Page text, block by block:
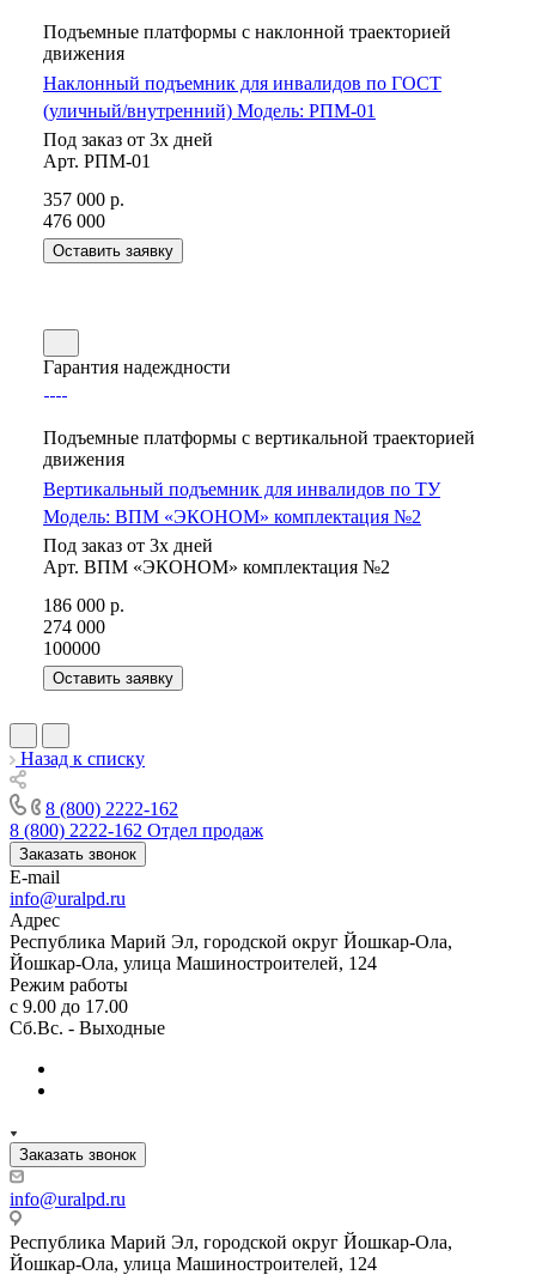
Подъемные платформы с наклонной траекторией
движения
Наклонный подъемник для инвалидов по ГОСТ
(уличный/внутренний) Модель: РПМ-01
Под заказ от 3х дней
Арт. РПМ-01
357 000 р.
476 000
Оставить заявку
Гарантия надеждности
Подъемные платформы с вертикальной траекторией
движения
Вертикальный подъемник для инвалидов по ТУ
Модель: ВПМ «ЭКОНОМ» комплектация №2
Под заказ от 3х дней
Арт. ВПМ «ЭКОНОМ» комплектация №2
186 000 р.
274 000
100000
Оставить заявку
Назад к списку
8 (800) 2222-162
8 (800) 2222-162 Отдел продаж
Заказать звонок
E-mail
info@uralpd.ru
Адрес
Республика Марий Эл, городской округ Йошкар-Ола,
Йошкар-Ола, улица Машиностроителей, 124
Режим работы
с 9.00 до 17.00
Сб.Вс. - Выходные
Заказать звонок
info@uralpd.ru
Республика Марий Эл, городской округ Йошкар-Ола,
Йошкар-Ола, улица Машиностроителей, 124